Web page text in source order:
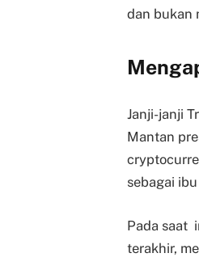
dan bukan
Janji-janji
Mantan
sebagai
Pada saat
terakhir,